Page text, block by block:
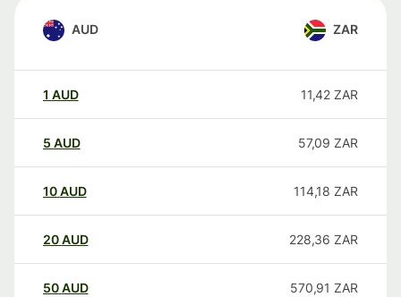
AUD ZAR
1 AUD 11,42 ZAR
5 AUD 57,09 ZAR
10AUD 114,18 ZAR
20AUD 228,36 ZAR
50AUD 570,91 ZAR